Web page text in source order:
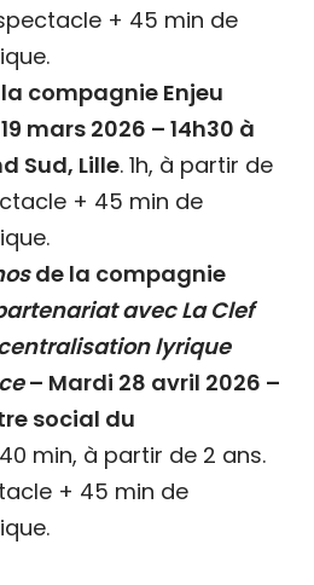
+ 45 min de
compagnie Enjeu
mars 2026 – 14h30 à
Sud, Lille. 1h, à partir de
+ 45 min de
de la compagnie
avec La Clef
lyrique
– Mardi 28 avril 2026 –
social du
min, à partir de 2 ans.
+ 45 min de